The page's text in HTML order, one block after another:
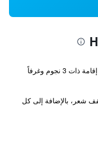
Hotel Tsubaki Inn ساكاي. يؤمن الفندق إقامة ذات 3 نجوم وغرفاً
شعر، بالإضافة إلى كل